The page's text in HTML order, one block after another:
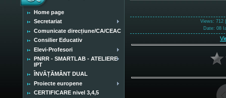
Home page
Secretariat
Comunicate direcțiune/CA/CEAC
Consilier Educativ
Elevi-Profesori
PNRR - SMARTLAB - ATELIERE
IPT
ÎNVĂȚĂMÂNT DUAL
Proiecte europene
CERTIFICARE nivel 3,4,5
Views: 712
Date: 08